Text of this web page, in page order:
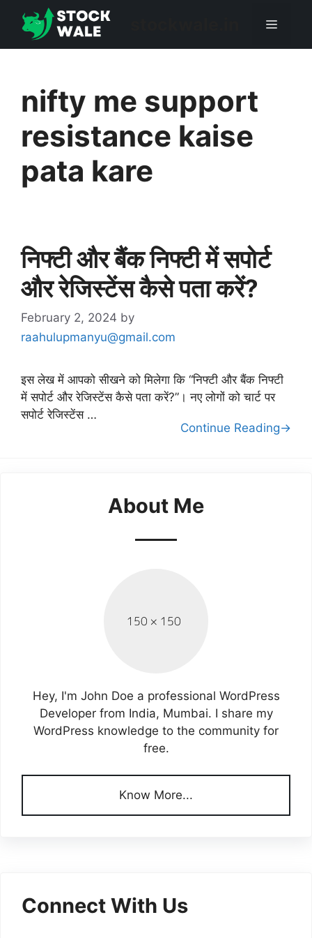
content
Menu
nifty me support
resistance kaise
pata kare
निफ्टी और बैंक निफ्टी में सपोर्ट
और रेजिस्टेंस कैसे पता करें?
February 2, 2024 by
raahulupmanyu@gmail.com
इस लेख में आपको सीखने को मिलेगा कि “निफ्टी और बैंक निफ्टी
में सपोर्ट और रेजिस्टेंस कैसे पता करें?”। नए लोगों को चार्ट पर
सपोर्ट रेजिस्टेंस …
Continue Reading→
About Me
Hey, I'm John Doe a professional WordPress
Developer from India, Mumbai. I share my
WordPress knowledge to the community for
free.
Know More...
Connect With Us